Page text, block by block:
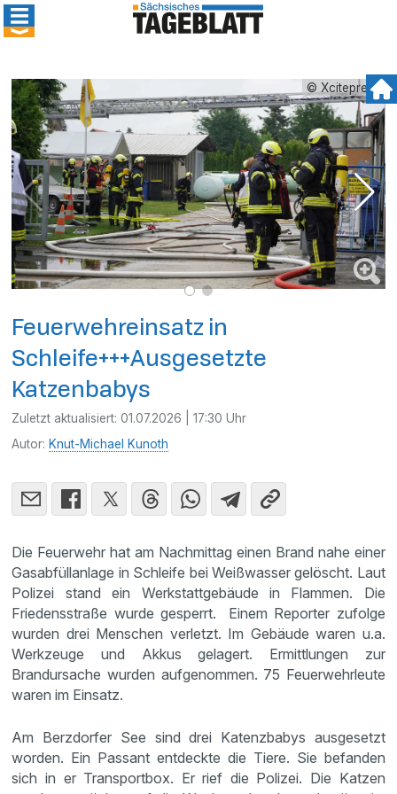
© Xcitepress
Feuerwehreinsatz in
Schleife+++Ausgesetzte
Katzenbabys
Zuletzt aktualisiert:01.07.2026 | 17:30 Uhr
Autor: Knut-Michael Kunoth
Die Feuerwehr hat am Nachmittag einen Brand nahe einer
Gasabfüllanlage in Schleife bei Weißwasser gelöscht. Laut
Polizei stand ein Werkstattgebäude in Flammen. Die
Friedensstraße wurde gesperrt. Einem Reporter zufolge
wurden drei Menschen verletzt. Im Gebäude waren u.a.
Werkzeuge und Akkus gelagert. Ermittlungen zur
Brandursache wurden aufgenommen. 75 Feuerwehrleute
waren im Einsatz.
Am Berzdorfer See sind drei Katenzbabys ausgesetzt
worden. Ein Passant entdeckte die Tiere. Sie befanden
sich in er Transportbox. Er rief die Polizei. Die Katzen